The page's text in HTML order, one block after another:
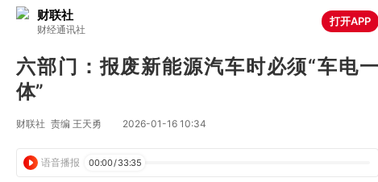
财联社
财经通讯社
打开APP
六部门：报废新能源汽车时必须“车电一
体”
财联社 责编 王天勇 2026-01-16 10:34
语音播报 00:00/33:35